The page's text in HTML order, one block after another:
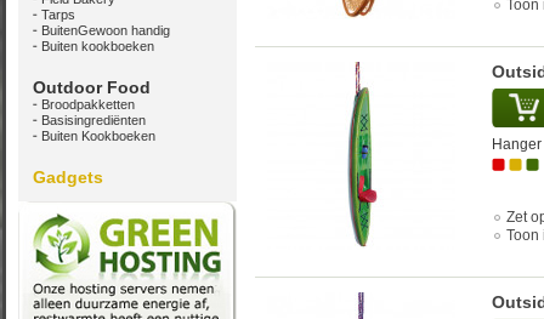
Tarps
BuitenGewoon handig
Buiten kookboeken
Outdoor Food
Broodpakketten
Basisingrediënten
Buiten Kookboeken
Gadgets
Toon
Zet
Toon